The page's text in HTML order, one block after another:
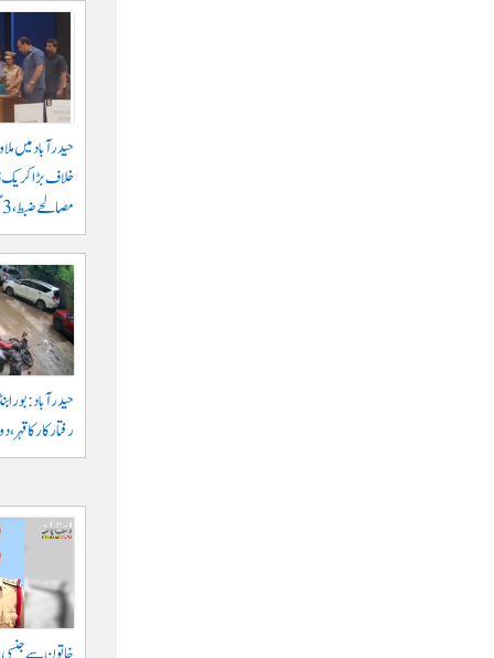
حیدرآباد میں
مصالحے ضبط، 3 گرفتار
حیدرآباد:
رفتار کار کا